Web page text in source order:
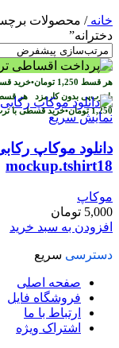
خانه/ محصولات
دخترانه”
هر قسط 1,250 تومان•خرید
با ترب‌پی بدون کارمزد هر
1,250 تومان•خرید قسطی بانمایش سریع
دانلود موکاپ
mockup.tshirt18
موکاپ
5,000 تومان
افزودن به سبد خرید
دسترسی سریع
صفحه اصلی
فروشگاه فایل
ارتباط با ما
اشتراک ویژه